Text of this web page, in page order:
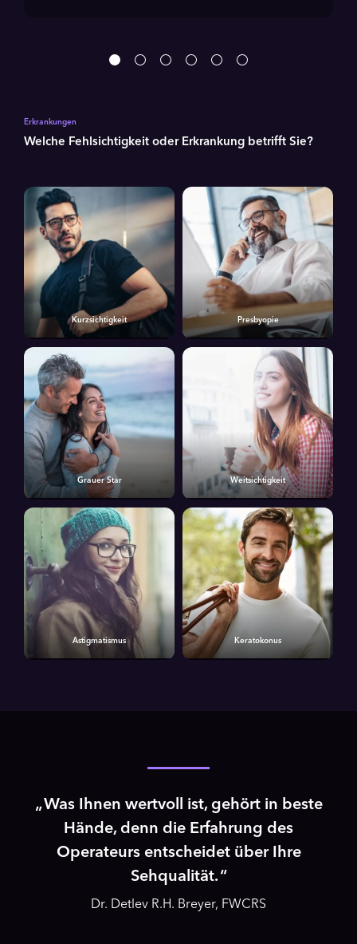
Erkrankungen
Welche Fehlsichtigkeit oder Erkrankung betrifft Sie?
Kurzsichtigkeit Presbyopie
Grauer Star Weitsichtigkeit
Astigmatismus Keratokonus
Was Ihnen wertvoll ist, gehört in beste
Hände, denn die Erfahrung des
Operateurs entscheidet über Ihre
Sehqualität.
Dr. Detlev R.H. Breyer, FWCRS